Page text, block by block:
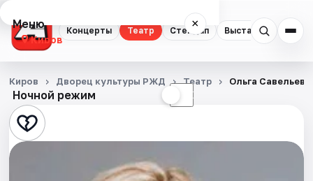
Концерты Театр Стендап Выставки
Меню ×
Киров
Концерты
Театр
Стендап
Ночной режим ☾
Киров Дворец культуры РЖД Театр Ольга